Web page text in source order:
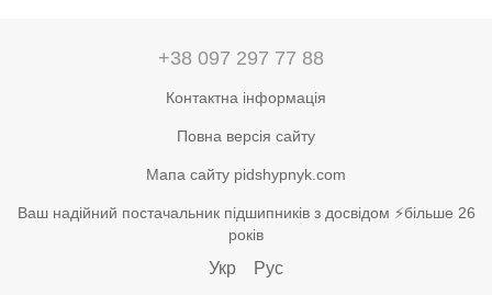
+38 097 297 77 88
Контактна інформація
Повна версія сайту
Мапа сайту pidshypnyk.com
Ваш надійний постачальник підшипників з досвідом ⚡більше 26
років
Укр Рус